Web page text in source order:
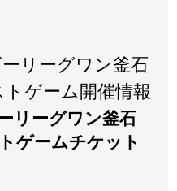
リーグワン釜石
ゲーム開催情報
リーグワン釜石
ゲームチケット